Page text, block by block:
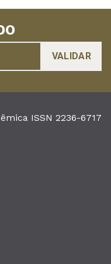
ISSN 2236-6717